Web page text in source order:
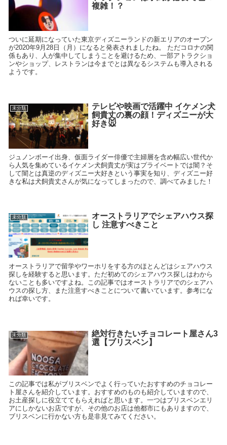
複雑！？
ついに延期になっていた東京ディズニーランドの新エリアのオープン
が2020年9月28日（月）になると発表されましたね。 ただコロナの関
係もあり、人が集中してしまうことを避けるため、一部アトラクショ
ンやショップ、レストランは今までとは異なるシステムも導入される
ようです。
未分類
テレビや映画で活躍中 イケメン犬
飼貴丈の裏の顔！ディズニーが大
好き🐭
ジュノンボーイ出身、仮面ライダー俳優で主婦層を含め幅広い世代か
ら人気を集めているイケメン犬飼貴丈が実はプライベートでは闇？そ
して闇とは真逆のディズニー大好きという事実を知り、ディズニー好
きな私は犬飼貴丈さんが気になってしまったので、調べてみました！
未分類
オーストラリアでシェアハウス探
し 注意すべきこと
オーストラリアで留学やワーホリをする方のほとんどはシェアハウス
探しを経験すると思います。ただ初めてのシェアハウス探しはわから
ないことも多いですよね。この記事ではオーストラリアでのシェアハ
ウスの探し方、また注意すべきことについて書いています。参考にな
れば幸いです。
未分類
絶対行きたいチョコレート屋さん3
選【ブリスベン】
この記事では私がブリスベンでよく行っていたおすすめのチョコレー
ト屋さんを紹介しています。おすすめのものも紹介していますので、
お土産探しに役立ててもらえればと思います。一つはブリスベンエリ
アにしかないお店ですが、その他のお店は他都市にもありますので、
ブリスベンに行かない方も是非見てみてください。